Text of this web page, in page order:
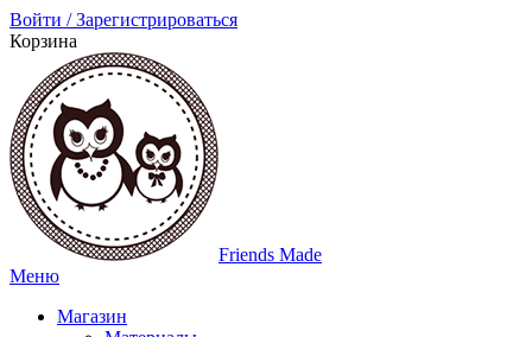
Войти / Зарегистрироваться
Корзина
Friends Made
Меню
Магазин